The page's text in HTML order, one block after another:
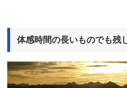
体感時間の長いものでも残